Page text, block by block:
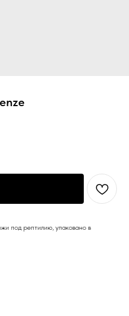
под рептилию, упаковано в